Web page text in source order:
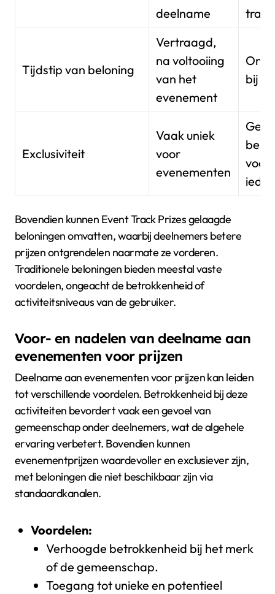
deelname
Tijdstip van beloning
Vertraagd,
na voltooiing
van het
evenement
bij
Exclusiviteit
Vaak uniek
voor
evenementen
voor
Bovendien kunnen Event Track Prizes gelaagde
beloningen omvatten, waarbij deelnemers betere
prijzen ontgrendelen naarmate ze vorderen.
Traditionele beloningen bieden meestal vaste
voordelen, ongeacht de betrokkenheid of
activiteitsniveaus van de gebruiker.
Voor- en nadelen van deelname aan
evenementen voor prijzen
Deelname aan evenementen voor prijzen kan leiden
tot verschillende voordelen. Betrokkenheid bij deze
activiteiten bevordert vaak een gevoel van
gemeenschap onder deelnemers, wat de algehele
ervaring verbetert. Bovendien kunnen
evenementprijzen waardevoller en exclusiever zijn,
met beloningen die niet beschikbaar zijn via
standaardkanalen.
Voordelen:
Verhoogde betrokkenheid bij het merk
of de gemeenschap.
Toegang tot unieke en potentieel